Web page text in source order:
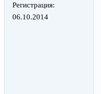
Регистрация:
06.10.2014